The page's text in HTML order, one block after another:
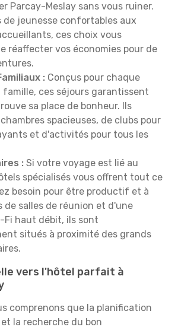
Parcay-Meslay sans vous ruiner.
de jeunesse confortables aux
ces choix vous
réaffecter vos économies pour de
: Conçus pour chaque
famille, ces séjours garantissent
sa place de bonheur. Ils
spacieuses, de clubs pour
et d'activités pour tous les
: Si votre voyage est lié au
spécialisés vous offrent tout ce
besoin pour être productif et à
de salles de réunion et d'une
Fi haut débit, ils sont
situés à proximité des grands
vers l'hôtel parfait à
comprenons que la planification
la recherche du bon